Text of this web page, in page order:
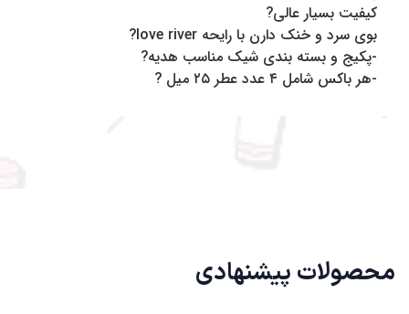
کیفیت بسیار عالی?
بوی سرد و خنک دارن با رایحه love river?
-پکیج و بسته بندی شیک مناسب هدیه?
-هر باکس شامل ۴ عدد عطر ۲۵ میل ?
محصولات پیشنهادی